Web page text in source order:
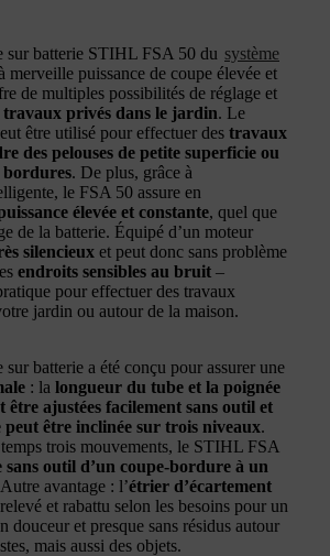
sur batterie STIHL FSA 50 du système
merveille puissance de coupe élevée et
de multiples possibilités de réglage et
travaux privés dans le jardin. Le
être utilisé pour effectuer des travaux
des pelouses de petite superficie ou
bordures. De plus, grâce à
le FSA 50 assure en
élevée et constante, quel que
de la batterie. Équipé d’un moteur
silencieux et peut donc sans problème
endroits sensibles au bruit –
pour effectuer des travaux
jardin ou autour de la maison.
batterie a été conçu pour assurer une
: la longueur du tube et la poignée
être ajustées facilement sans outil et
peut être inclinée sur trois niveaux.
trois mouvements, le STIHL FSA
sans outil d’un coupe-bordure à un
avantage : l’étrier d’écartement
et rabattu selon les besoins pour un
douceur et presque sans résidus autour
mais aussi des objets.